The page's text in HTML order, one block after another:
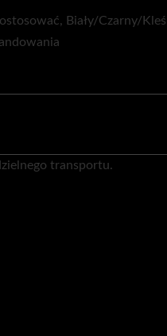
Biały/Czarny/
transportu.